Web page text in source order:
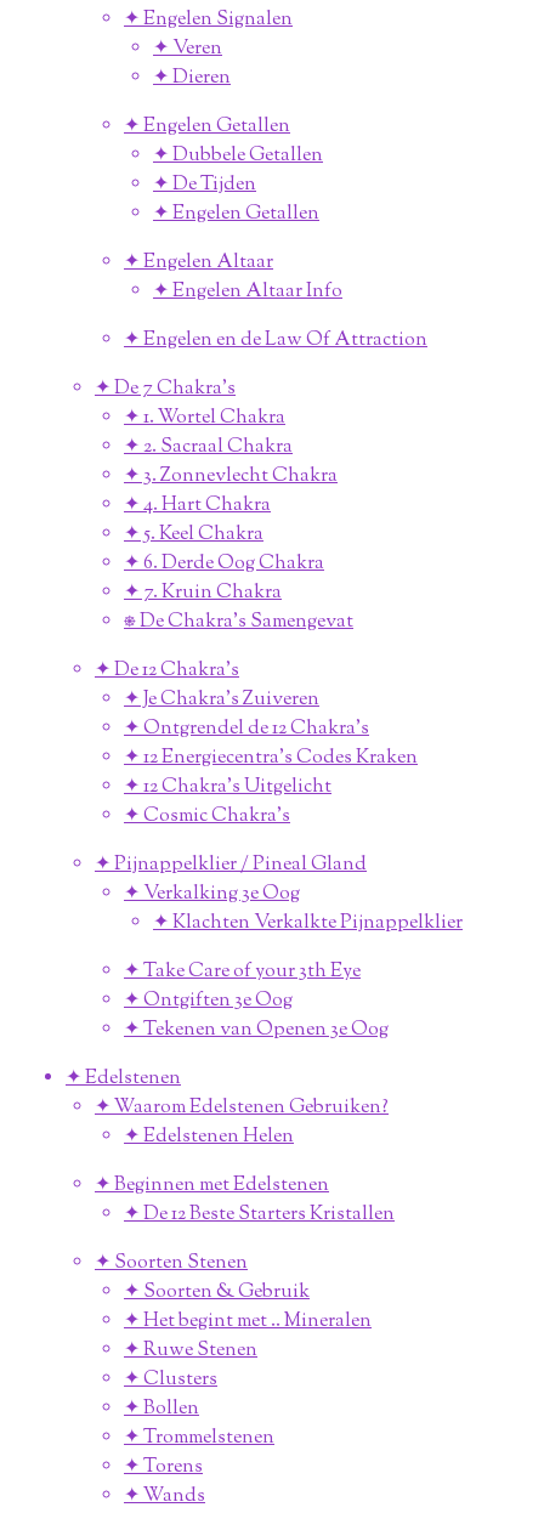
✦ Engelen Signalen
✦ Veren
✦ Dieren
✦ Engelen Getallen
✦ Dubbele Getallen
✦ De Tijden
✦ Engelen Getallen
✦ Engelen Altaar
✦ Engelen Altaar Info
✦ Engelen en de Law Of Attraction
✦ De 7 Chakra's
✦ 1. Wortel Chakra
✦ 2. Sacraal Chakra
✦ 3. Zonnevlecht Chakra
✦ 4. Hart Chakra
✦ 5. Keel Chakra
✦ 6. Derde Oog Chakra
✦ 7. Kruin Chakra
⎈ De Chakra's Samengevat
✦ De 12 Chakra's
✦ Je Chakra's Zuiveren
✦ Ontgrendel de 12 Chakra's
✦ 12 Energiecentra's Codes Kraken
✦ 12 Chakra's Uitgelicht
✦ Cosmic Chakra's
✦ Pijnappelklier / Pineal Gland
✦ Verkalking 3e Oog
✦ Klachten Verkalkte Pijnappelklier
✦ Take Care of your 3th Eye
✦ Ontgiften 3e Oog
✦ Tekenen van Openen 3e Oog
✦ Edelstenen
✦ Waarom Edelstenen Gebruiken?
✦ Edelstenen Helen
✦ Beginnen met Edelstenen
✦ De 12 Beste Starters Kristallen
✦ Soorten Stenen
✦ Soorten & Gebruik
✦ Het begint met .. Mineralen
✦ Ruwe Stenen
✦ Clusters
✦ Bollen
✦ Trommelstenen
✦ Torens
✦ Wands